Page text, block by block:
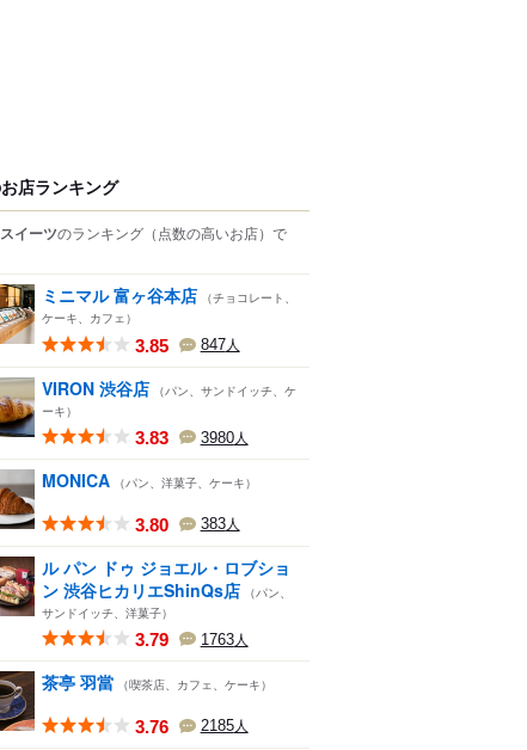
店ランキング
イーツのランキング （点数の高いお店） で
ミニマル 富ヶ谷本店 （チョコレート、
ケーキ、カフェ）
3.85 847人
VIRON 渋谷店 （パン、サンドイッチ、ケ
ーキ）
3.83 3980人
MONICA （パン、洋菓子、ケーキ）
3.80 383人
ル パン ドゥ ジョエル・ロブショ
ン 渋谷ヒカリエShinQs店 （パン、
サンドイッチ、洋菓子）
3.79 1763人
茶亭 羽當 （喫茶店、カフェ、ケーキ）
3.76 2185人